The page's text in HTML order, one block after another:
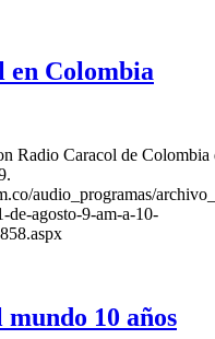
en Colombia
Radio Caracol de Colombia
audio_programas/
de-agosto-9-am-a-10-
10 años